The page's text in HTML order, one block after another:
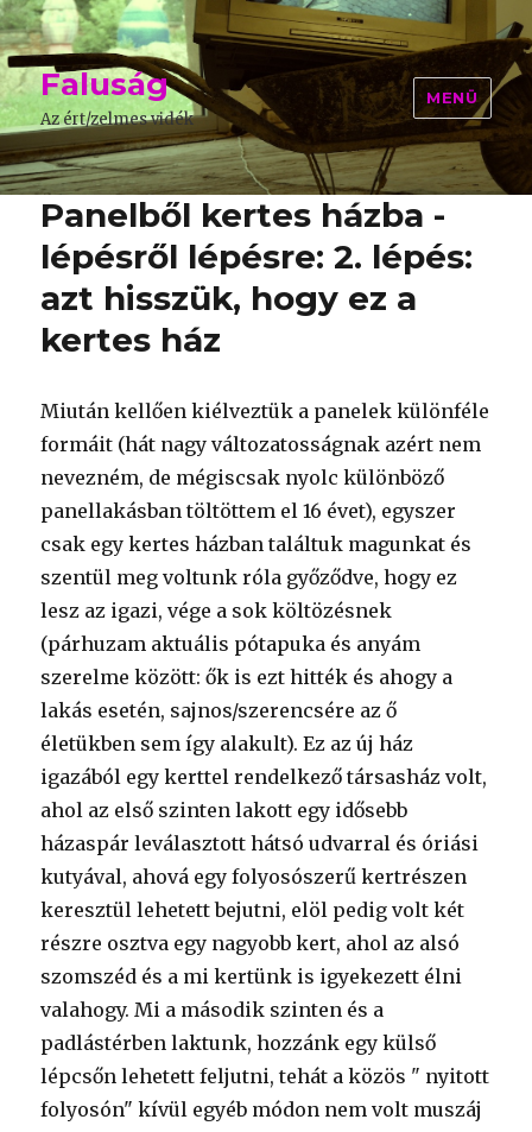
Faluság
Az ért/zelmes vidék
MENÜ
Panelből kertes házba -
lépésről lépésre: 2. lépés:
azt hisszük, hogy ez a
kertes ház
Miután kellően kiélveztük a panelek különféle
formáit (hát nagy változatosságnak azért nem
nevezném, de mégiscsak nyolc különböző
panellakásban töltöttem el 16 évet), egyszer
csak egy kertes házban találtuk magunkat és
szentül meg voltunk róla győződve, hogy ez
lesz az igazi, vége a sok költözésnek
(párhuzam aktuális pótapuka és anyám
szerelme között: ők is ezt hitték és ahogy a
lakás esetén, sajnos/szerencsére az ő
életükben sem így alakult). Ez az új ház
igazából egy kerttel rendelkező társasház volt,
ahol az első szinten lakott egy idősebb
házaspár leválasztott hátsó udvarral és óriási
kutyával, ahová egy folyosószerű kertrészen
keresztül lehetett bejutni, elöl pedig volt két
részre osztva egy nagyobb kert, ahol az alsó
szomszéd és a mi kertünk is igyekezett élni
valahogy. Mi a második szinten és a
padlástérben laktunk, hozzánk egy külső
lépcsőn lehetett feljutni, tehát a közös " nyitott
folyosón" kívül egyéb módon nem volt muszáj